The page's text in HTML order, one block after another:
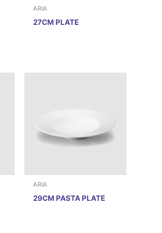
ARIA
27CM PLATE
ARIA
29CM PASTA PLATE